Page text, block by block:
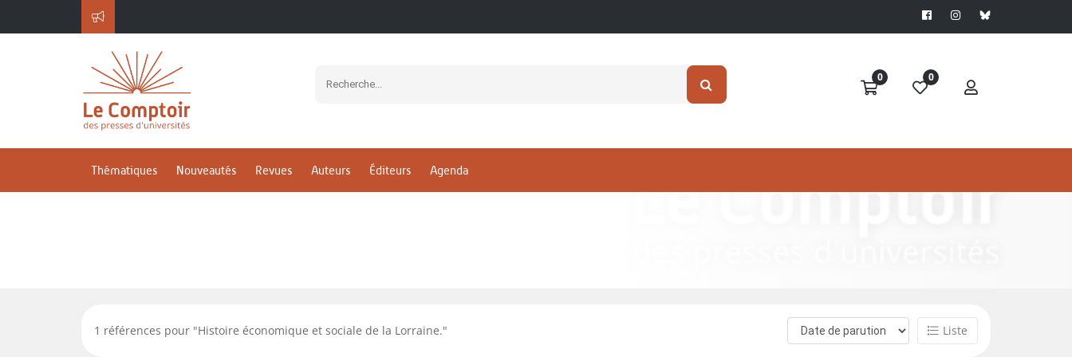
0 0
Thématiques Nouveautés Revues Auteurs Éditeurs Agenda
Histoire économique et sociale de la Lorraine.
Presses universitaires de Nancy - Editions Universitaires
de Lorraine
1 références pour "Histoire économique et sociale de la Lorraine." Liste